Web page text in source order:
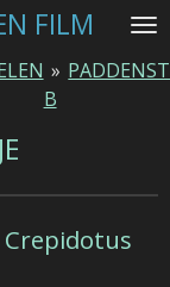
FILM
»
B
Crepidotus